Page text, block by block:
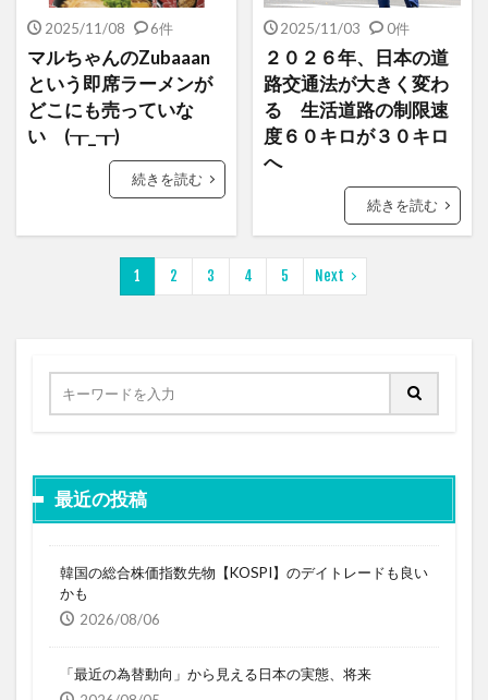
2025/11/08 6件
マルちゃんのZubaaan
という即席ラーメンが
どこにも売っていな
い (┰_┰)
続きを読む
2025/11/03 0件
２０２６年、日本の道
路交通法が大きく変わ
る 生活道路の制限速
度６０キロが３０キロ
へ
続きを読む
1 2 3 4 5 Next
最近の投稿
韓国の総合株価指数先物【KOSPI】のデイトレードも良い
かも
2026/08/06
「最近の為替動向」から見える日本の実態、将来